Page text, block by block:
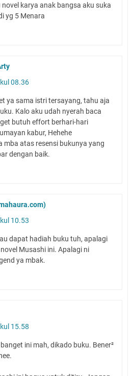
karya anak bangsa aku suka
yg 5 Menara
08.36
ya sama istri tersayang, tahu aja
Kalo aku udah nyerah baca
butuh effort berhari-hari
kabur, Hehehe
mba atas resensi bukunya yang
dengan baik.
10.53
dapat hadiah buku tuh, apalagi
Musashi ini. Apalagi ni
ya mbak.
15.58
ini mah, dikado buku. Bener²